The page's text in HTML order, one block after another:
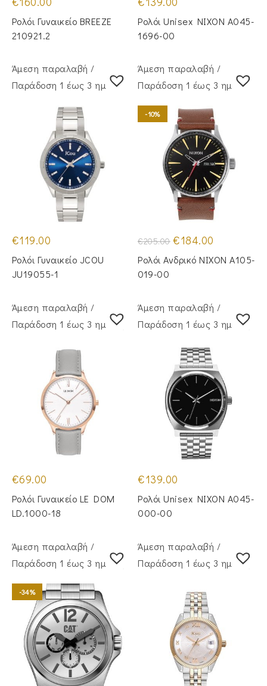
Ρολόι Γυναικείο BREEZE
210921.2
Ρολόι Unisex NIXON A045-
1696-00
Άμεση παραλαβή /
Παράδoση 1 έως 3 ημέρες
€119.00
Ρολόι Γυναικείο JCOU
JU19055-1
Άμεση παραλαβή /
Παράδoση 1 έως 3 ημέρες
-10%
€205.00 Original
price
was:
€205.00.
€184.00
τιμή
είναι:
Ρολόι Ανδρικό NIXON A105-
019-00
Άμεση παραλαβή /
Παράδoση 1 έως 3 ημέρες
€69.00
Ρολόι Γυναικείο LE DOM
LD.1000-18
Άμεση παραλαβή /
Παράδoση 1 έως 3 ημέρες
€139.00
Ρολόι Unisex NIXON A045-
000-00
Άμεση παραλαβή /
Παράδoση 1 έως 3 ημέρες
-34%
Άμεση παραλαβή /
Παράδoση 1 έως 3 ημέρες